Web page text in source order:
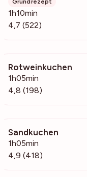
1h10min
4,7 (522)
Rotweinkuchen
1h05min
4,8 (198)
Sandkuchen
1h05min
4,9 (418)